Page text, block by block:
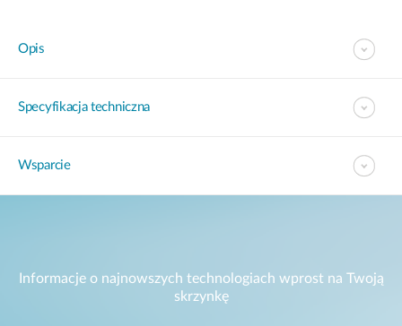
Opis
Specyfikacja techniczna
Wsparcie
Informacje o najnowszych technologiach wprost na Twoją
skrzynkę